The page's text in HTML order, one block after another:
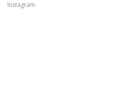
Instagram